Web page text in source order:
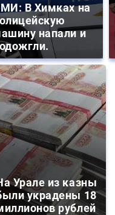
В Химках на
напали и
Урале из казны
украдены 18
рублей